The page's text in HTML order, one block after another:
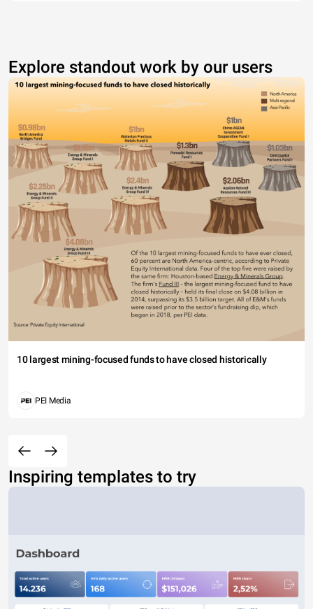
Explore standout work by our users
10 largest mining-focused funds to have closed historically
PEI Media
Inspiring templates to try